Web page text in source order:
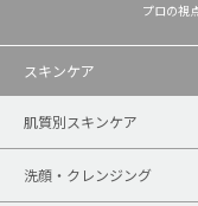
プロの視
スキンケア
肌質別スキンケア
洗顔・クレンジング